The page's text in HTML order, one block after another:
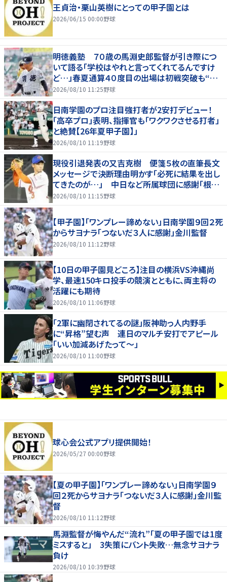
王貞治・栗山英樹にとっての甲子園とは
2026/06/15 00:00野球
明徳義塾 ７０歳の馬淵史郎監督が引き際につ
いて語る「学校はやれと言ってくれてるんですけ
ど…」春夏通算４０度目の出場は初戦突破も“馬
淵節”炸裂
2026/08/10 11:25野球
日南学園のプロ注目強打者が2安打デビュー！
「高卒プロ」表明、指揮官も「ワクワクさせる打者」
と絶賛【26年夏甲子園】」
2026/08/10 11:19野球
現役引退発表の又吉克樹 便箋５枚の直筆長文
メッセージで決断理由明かす「必死に結果を出し
てきたのが…」 中日など所属球団に感謝「根気
強く指導してもらった」
2026/08/10 11:15野球
【甲子園】「ワンプレー諦めない」日南学園９回２死
からサヨナラ「つないだ３人に感謝」金川監督
2026/08/10 11:12野球
【10日の甲子園見どころ】注目の横浜VS沖縄尚
学、最速150キロ投手の競演とともに、両主将の
活躍にも期待
2026/08/10 11:06野球
「2軍に幽閉されてるの謎」阪神助っ人内野手
に“昇格”望む声 連日のマルチ安打でアピール
「いい加減あげたって〜」
2026/08/10 11:00野球
球心会公式アプリ提供開始！
2026/05/27 00:00野球
【夏の甲子園】「ワンプレー諦めない」日南学園９
回２死からサヨナラ「つないだ３人に感謝」金川監
督
2026/08/10 11:12野球
馬淵監督が悔やんだ“流れ”「夏の甲子園では1度
ミスすると」 3失策にバント失敗…無念サヨナラ
負け
2026/08/10 10:39野球